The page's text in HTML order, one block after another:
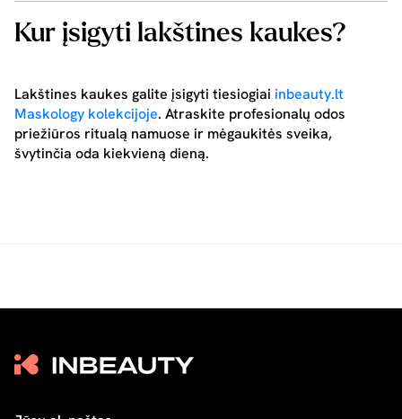
Kur įsigyti lakštines kaukes?
Lakštines kaukes galite įsigyti tiesiogiai inbeauty.lt
Maskology kolekcijoje. Atraskite profesionalų odos
priežiūros ritualą namuose ir mėgaukitės sveika,
švytinčia oda kiekvieną dieną.